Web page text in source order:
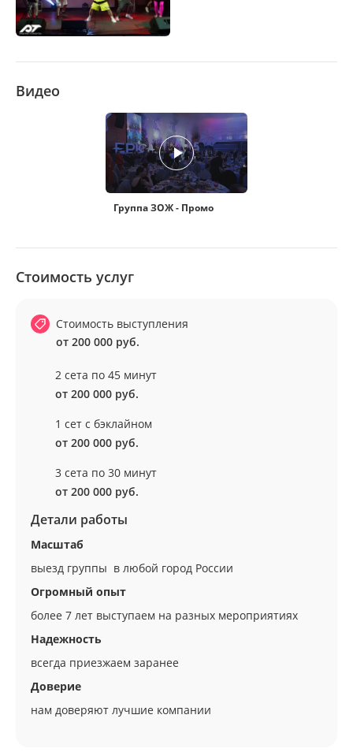
Видео
Группа ЗОЖ - Промо
Стоимость услуг
Стоимость выступления
от 200 000 руб.
2 сета по 45 минут
от 200 000 руб.
1 сет с бэклайном
от 200 000 руб.
3 сета по 30 минут
от 200 000 руб.
Детали работы
Масштаб
выезд группы в любой город России
Огромный опыт
более 7 лет выступаем на разных мероприятиях
Надежность
всегда приезжаем заранее
Доверие
нам доверяют лучшие компании